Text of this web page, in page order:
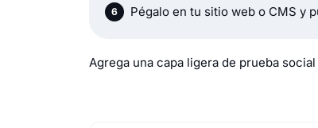
Pégalo en tu sitio web o CMS y
Agrega una capa ligera de prueba